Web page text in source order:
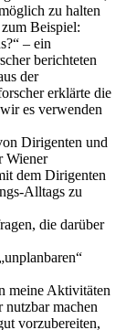
zu halten
Beispiel:
– ein
berichteten
der
erklärte die
es verwenden
Dirigenten und
Wiener
dem Dirigenten
Alltags zu
die darüber
meine Aktivitäten
nutzbar machen
vorzubereiten,